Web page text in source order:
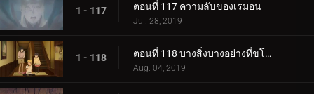
1 - 117 ตอนที่ 117 ความลับของเรมอน
Jul. 28, 2019
1 - 118 ตอนที่ 118 บางสิ่งบางอย่างที่ขโมยความทรงจำ
Aug. 04, 2019